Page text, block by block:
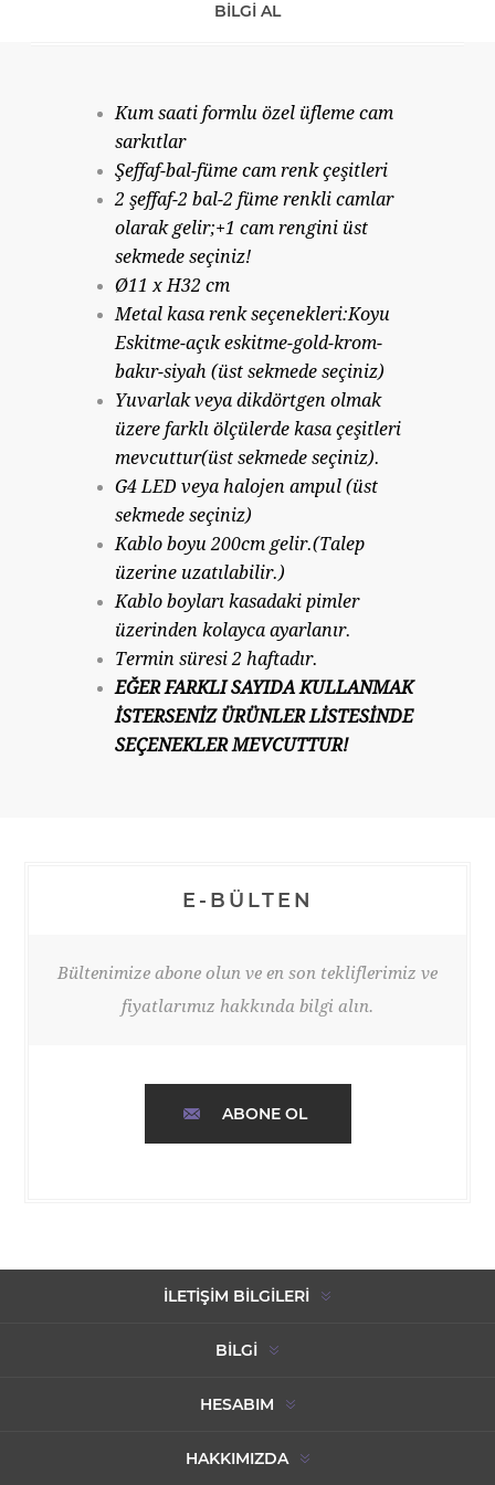
BILGI AL
Kum saati formlu özel üfleme cam
sarkıtlar
Şeffaf-bal-füme cam renk çeşitleri
2 şeffaf-2 bal-2 füme renkli camlar
olarak gelir;+1 cam rengini üst
sekmede seçiniz!
Ø11 x H32 cm
Metal kasa renk seçenekleri:Koyu
Eskitme-açık eskitme-gold-krom-
bakır-siyah (üst sekmede seçiniz)
Yuvarlak veya dikdörtgen olmak
üzere farklı ölçülerde kasa çeşitleri
mevcuttur(üst sekmede seçiniz).
G4 LED veya halojen ampul (üst
sekmede seçiniz)
Kablo boyu 200cm gelir.(Talep
üzerine uzatılabilir.)
Kablo boyları kasadaki pimler
üzerinden kolayca ayarlanır.
Termin süresi 2 haftadır.
EĞER FARKLI SAYIDA KULLANMAK
İSTERSENİZ ÜRÜNLER LİSTESİNDE
SEÇENEKLER MEVCUTTUR!
E-BÜLTEN
Bültenimize abone olun ve en son tekliflerimiz ve
fiyatlarımız hakkında bilgi alın.
ABONE OL
İLETIŞIM BILGILERI
BILGI
HESABIM
HAKKIMIZDA